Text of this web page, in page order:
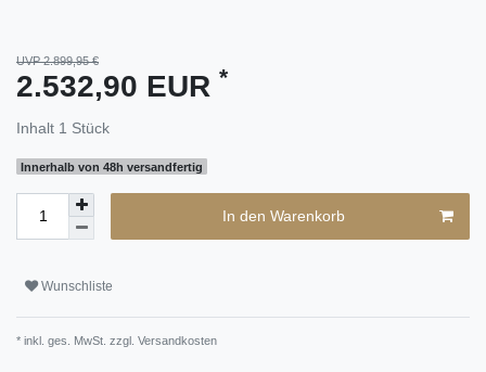
UVP 2.899,95 €
2.532,90 EUR *
Inhalt 1 Stück
Innerhalb von 48h versandfertig
In den Warenkorb
Wunschliste
* inkl. ges. MwSt. zzgl. Versandkosten